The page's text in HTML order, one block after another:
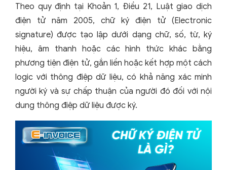
Theo quy định tại Khoản 1, Điều 21, Luật giao dịch
điện tử năm 2005, chữ ký điện tử (Electronic
signature) được tạo lập dưới dạng chữ, số, từ, ký
hiệu, âm thanh hoặc các hình thức khác bằng
phương tiện điện tử, gắn liền hoặc kết hợp một cách
logic với thông điệp dữ liệu, có khả năng xác minh
người ký và sự chấp thuận của người đó đối với nội
dung thông điệp dữ liệu được ký.